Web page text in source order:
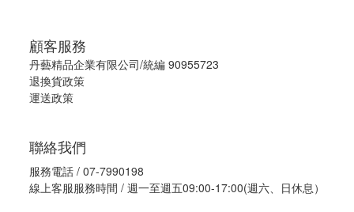
顧客服務
丹藝精品企業有限公司/統編 90955723
退換貨政策
運送政策
聯絡我們
服務電話 / 07-7990198
線上客服服務時間 / 週一至週五09:00-17:00(週六、日休息）